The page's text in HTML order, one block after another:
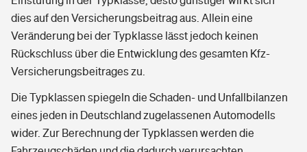
dies auf den Versicherungsbeitrag aus. Allein eine
Veränderung bei der Typklasse lässt jedoch keinen
Rückschluss über die Entwicklung des gesamten Kfz-
Versicherungsbeitrages zu.
Die Typklassen spiegeln die Schaden- und Unfallbilanzen
eines jeden in Deutschland zugelassenen Automodells
wider. Zur Berechnung der Typklassen werden die